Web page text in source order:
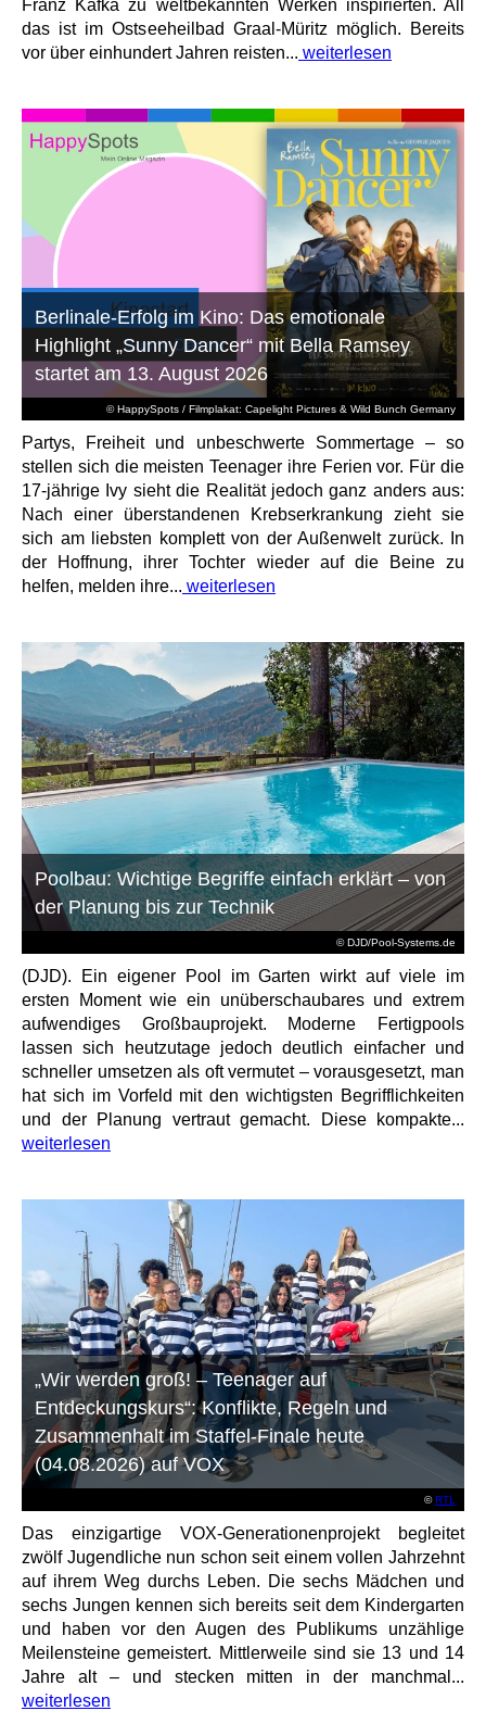
Franz Kafka zu weltbekannten Werken inspirierten. All
das ist im Ostseeheilbad Graal-Müritz möglich. Bereits
vor über einhundert Jahren reisten... weiterlesen
© HappySpots / Filmplakat: Capelight Pictures & Wild Bunch Germany
Berlinale-Erfolg im Kino: Das emotionale
Highlight „Sunny Dancer“ mit Bella Ramsey
startet am 13. August 2026
Partys, Freiheit und unbeschwerte Sommertage – so
stellen sich die meisten Teenager ihre Ferien vor. Für die
17-jährige Ivy sieht die Realität jedoch ganz anders aus:
Nach einer überstandenen Krebserkrankung zieht sie
sich am liebsten komplett von der Außenwelt zurück. In
der Hoffnung, ihrer Tochter wieder auf die Beine zu
helfen, melden ihre... weiterlesen
© DJD/Pool-Systems.de
Poolbau: Wichtige Begriffe einfach erklärt – von
der Planung bis zur Technik
(DJD). Ein eigener Pool im Garten wirkt auf viele im
ersten Moment wie ein unüberschaubares und extrem
aufwendiges Großbauprojekt. Moderne Fertigpools
lassen sich heutzutage jedoch deutlich einfacher und
schneller umsetzen als oft vermutet – vorausgesetzt, man
hat sich im Vorfeld mit den wichtigsten Begrifflichkeiten
und der Planung vertraut gemacht. Diese kompakte...
weiterlesen
©RTL
„Wir werden groß! – Teenager auf
Entdeckungskurs“: Konflikte, Regeln und
Zusammenhalt im Staffel-Finale heute
(04.08.2026) auf VOX
Das einzigartige VOX-Generationenprojekt begleitet
zwölf Jugendliche nun schon seit einem vollen Jahrzehnt
auf ihrem Weg durchs Leben. Die sechs Mädchen und
sechs Jungen kennen sich bereits seit dem Kindergarten
und haben vor den Augen des Publikums unzählige
Meilensteine gemeistert. Mittlerweile sind sie 13 und 14
Jahre alt – und stecken mitten in der manchmal...
weiterlesen